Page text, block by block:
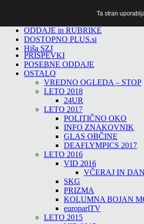
ODDAJE in RUBRIKE
DOSTOPNO PLUS.si
Hiša SZJ
PRISPEVKI
POSEBNE ODDAJE
OSTALO
VREDNO OGLEDA – STOP
LETO 2018
24UR
LETO 2017
POLITIČNO OKO
INFO ZNAKOVNIK
GLAS OBČINE
DEAFLYMPICS 2017
LETO 2016
VID 2016
VČERAJ IN
SKG
PRIZMA
KOLUMNA BOJAN
europarlTV
LETO 2015
Ta stran